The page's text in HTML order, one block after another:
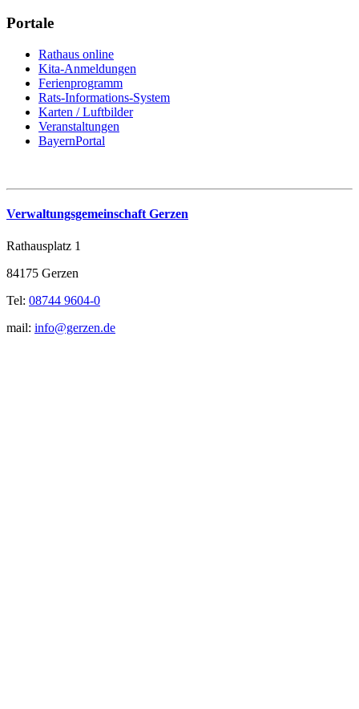
Portale
Rathaus online
Kita-Anmeldungen
Ferienprogramm
Rats-Informations-System
Karten / Luftbilder
Veranstaltungen
BayernPortal
Verwaltungsgemeinschaft Gerzen
Rathausplatz 1
84175 Gerzen
Tel: 08744 9604-0
mail: info@gerzen.de